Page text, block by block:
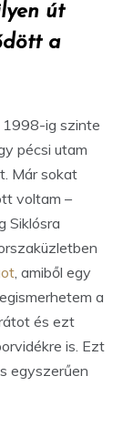
út
a
1998-ig szinte
pécsi utam
Már sokat
voltam –
Siklósra
, amiből egy
a
és ezt
is. Ezt
egyszerűen